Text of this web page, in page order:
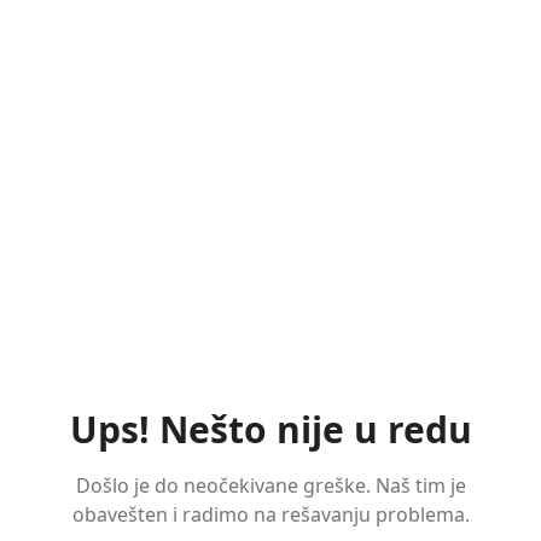
Ups! Nešto nije u redu
Došlo je do neočekivane greške. Naš tim je
obavešten i radimo na rešavanju problema.